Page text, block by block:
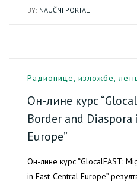
BY: NAUČNI PORTAL
Радионице, изложбе,
Он-лине курс
Border and
Europe”
Он-лине курс “GlocalEAST:
in East-Central Europe”